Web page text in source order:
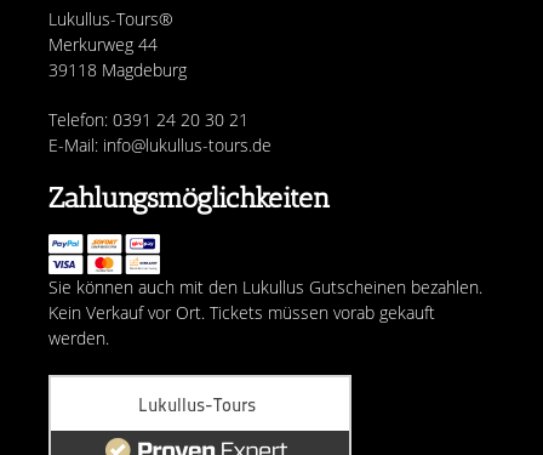
Lukullus-Tours®
Merkurweg 44
39118 Magdeburg
Telefon: 0391 24 20 30 21
E-Mail: info@lukullus-tours.de
Zahlungsmöglichkeiten
Sie können auch mit den Lukullus Gutscheinen bezahlen.
Kein Verkauf vor Ort. Tickets müssen vorab gekauft
werden.